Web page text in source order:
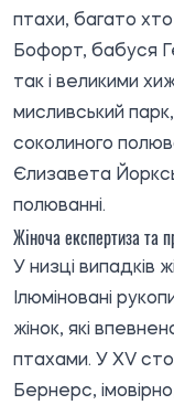
птахи, багато
Бофорт, бабуся
так і великими
мисливський
соколиного
Єлизавета
полюванні.
Жіноча експертиза та
У низці випадків
Ілюміновані
жінок, які
птахами. У XV
Бернерс,